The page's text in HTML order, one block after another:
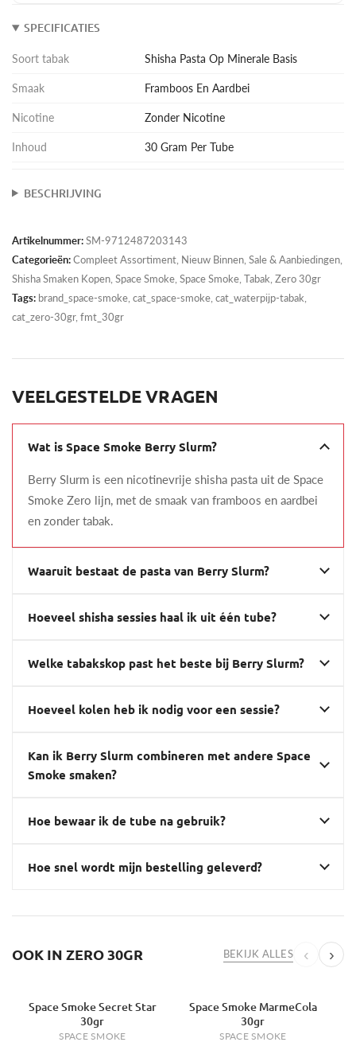
SPECIFICATIES
Soort tabak Shisha Pasta Op Minerale Basis
Smaak Framboos En Aardbei
Nicotine Zonder Nicotine
Inhoud 30 Gram Per Tube
BESCHRIJVING
Artikelnummer:SM-9712487203143
Categorieën:Compleet Assortiment Nieuw Binnen Sale & Aanbiedingen
Shisha Smaken Kopen Space Smoke Space Smoke Tabak Zero 30gr
Tags: brand_space-smoke, cat_space-smoke, cat_waterpijp-tabak,
cat_zero-30gr, fmt_30gr
VEELGESTELDE VRAGEN
Wat is Space Smoke Berry Slurm?
Berry Slurm is een nicotinevrije shisha pasta uit de Space
Smoke Zero lijn, met de smaak van framboos en aardbei
en zonder tabak.
Waaruit bestaat de pasta van Berry Slurm?
Hoeveel shisha sessies haal ik uit één tube?
Welke tabakskop past het beste bij Berry Slurm?
Hoeveel kolen heb ik nodig voor een sessie?
Kan ik Berry Slurm combineren met andere Space
Smoke smaken?
Hoe bewaar ik de tube na gebruik?
Hoe snel wordt mijn bestelling geleverd?
OOK IN ZERO 30GR BEKIJK ALLES ‹ ›
-16%
Space Smoke Secret Star
30gr
SPACE SMOKE
-16%
Space Smoke MarmeCola
30gr
SPACE SMOKE